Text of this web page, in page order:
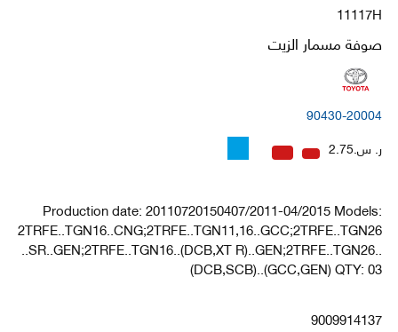
11117H
صوفة مسمار الزيت
90430-20004
ر. س.2.75
Production date: 20110720150407/2011-04/2015 Models:
2TRFE..TGN16..CNG;2TRFE..TGN11,16..GCC;2TRFE..TGN26
..SR..GEN;2TRFE..TGN16..(DCB,XT R)..GEN;2TRFE..TGN26..
(DCB,SCB)..(GCC,GEN) QTY: 03
9009914137